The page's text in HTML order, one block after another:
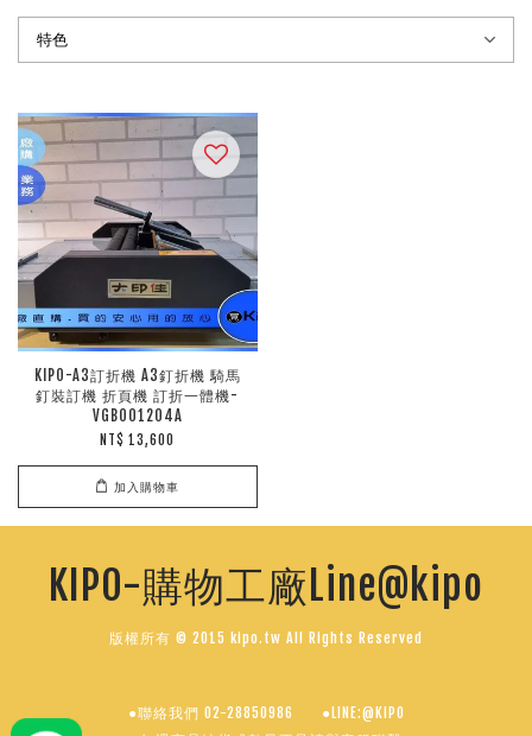
KIPO-A3訂折機 A3釘折機 騎馬
釘裝訂機 折頁機 訂折一體機-
VGB001204A
NT$ 13,600
加入購物車
KIPO-購物工廠Line@kipo
版權所有 © 2015 kipo.tw All Rights Reserved
●聯絡我們 02-28850986
●LINE:@KIPO